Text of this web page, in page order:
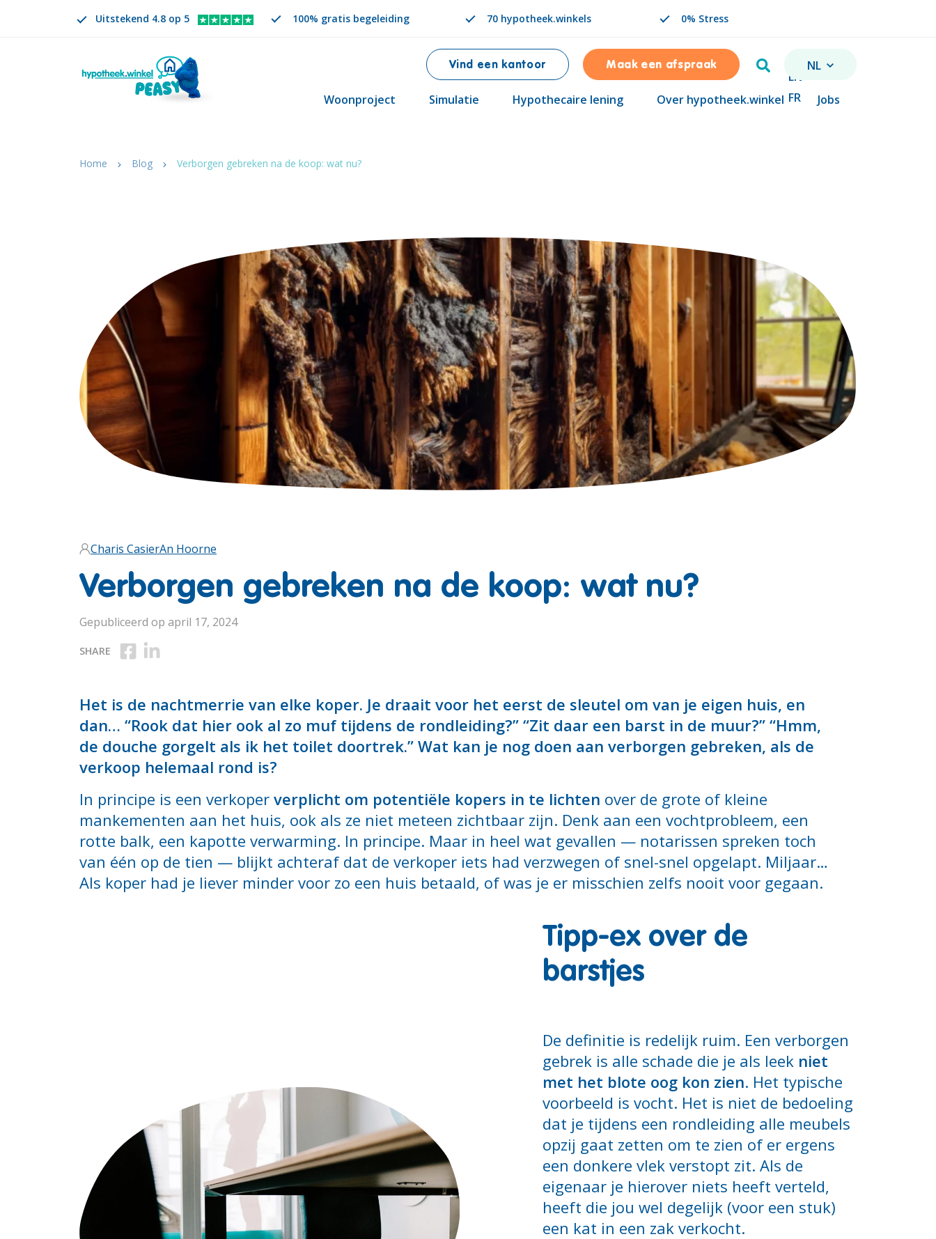
Uitstekend 4.8 op 5 100% gratis begeleiding 70 hypotheek.winkels 0% Stress
Vind een kantoor Maak een afspraak Zoeken
VERANDER TAAL.
NL
EN
FR
Woonproject Simulatie Hypothecaire lening Over hypotheek.winkel Jobs
VERANDER TAAL. GESELECTEERDE TAAL IS
Home Blog Verborgen gebreken na de koop: wat nu?
Charis CasierAn Hoorne
Verborgen gebreken na de koop: wat nu?
Gepubliceerd op april 17, 2024
SHARE Deel op Facebook
Deel op Linkedin
Het is de nachtmerrie van elke koper. Je draait voor het eerst de sleutel om van je eigen huis, en
dan… “Rook dat hier ook al zo muf tijdens de rondleiding?” “Zit daar een barst in de muur?” “Hmm,
de douche gorgelt als ik het toilet doortrek.” Wat kan je nog doen aan verborgen gebreken, als de
verkoop helemaal rond is?
In principe is een verkoper verplicht om potentiële kopers in te lichten over de grote of kleine
mankementen aan het huis, ook als ze niet meteen zichtbaar zijn. Denk aan een vochtprobleem, een
rotte balk, een kapotte verwarming. In principe. Maar in heel wat gevallen — notarissen spreken toch
van één op de tien — blijkt achteraf dat de verkoper iets had verzwegen of snel-snel opgelapt. Miljaar…
Als koper had je liever minder voor zo een huis betaald, of was je er misschien zelfs nooit voor gegaan.
Tipp-ex over de
barstjes
De definitie is redelijk ruim. Een verborgen
gebrek is alle schade die je als leek niet
met het blote oog kon zien. Het typische
voorbeeld is vocht. Het is niet de bedoeling
dat je tijdens een rondleiding alle meubels
opzij gaat zetten om te zien of er ergens
een donkere vlek verstopt zit. Als de
eigenaar je hierover niets heeft verteld,
heeft die jou wel degelijk (voor een stuk)
een kat in een zak verkocht.